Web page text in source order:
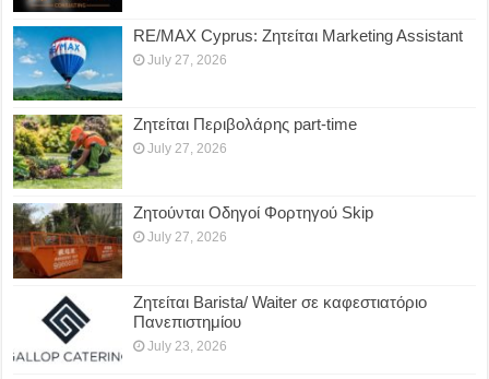
RE/MAX Cyprus: Ζητείται Marketing Assistant
July 27, 2026
Ζητείται Περιβολάρης part-time
July 27, 2026
Ζητούνται Οδηγοί Φορτηγού Skip
July 27, 2026
Ζητείται Barista/ Waiter σε καφεστιατόριο
Πανεπιστημίου
July 23, 2026